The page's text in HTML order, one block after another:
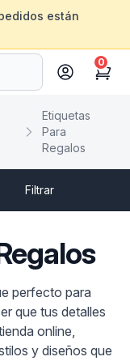
están
Cart
0
Etiquetas
Para
Regalos
Filtrar
perfecto para
que tus detalles
online,
y diseños que